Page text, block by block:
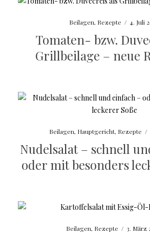
Beilagen, Rezepte / 4. Juli
Tomaten- bzw.
Grillbeilage – neue
Beilagen, Hauptgericht, Rezepte /
Nudelsalat – schnell
oder mit besonders
Beilagen, Rezepte / 3. März